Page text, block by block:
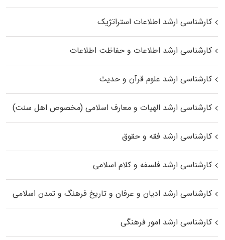
کارشناسی ارشد اطلاعات استراتژیک
کارشناسی ارشد اطلاعات و حفاظت اطلاعات
کارشناسی ارشد علوم قرآن و حدیث
کارشناسی ارشد الهیات و معارف اسلامی (مخصوص اهل سنت)
کارشناسی ارشد فقه و حقوق
کارشناسی ارشد فلسفه و کلام اسلامی
کارشناسی ارشد ادیان و عرفان و تاریخ فرهنگ و تمدن اسلامی
کارشناسی ارشد امور فرهنگی